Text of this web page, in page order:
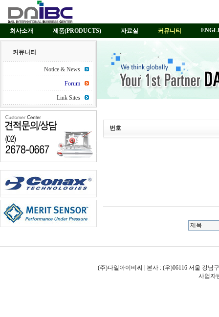
회사소개 제품(PRODUCTS) 자료실 커뮤니티
커뮤니티
Notice & News
Forum
Link Sites
번호
(주)다일아이비씨 | 본사 : (우)06116 서울 강남
사업자